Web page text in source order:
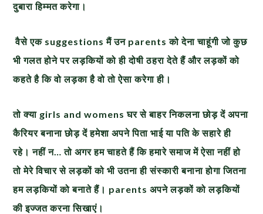
दुबारा हिम्मत करेगा।
वैसे एक suggestions मैं उन parents को देना चाहूंगी जो कुछ
भी गलत होने पर लड़कियों को ही दोषी ठहरा देते हैं और लड़कों को
कहते है कि वो लड़का है वो तो ऐसा करेगा ही।
तो क्या girls and womens घर से बाहर निकलना छोड़ दें अपना
कैरियर बनाना छोड़ दें हमेशा अपने पिता भाई या पति के सहारे ही
रहे। नहीं न… तो अगर हम चाहते हैं कि हमारे समाज में ऐसा नहीं हो
तो मेरे विचार से लड़कों को भी उतना ही संस्कारी बनाना होगा जितना
हम लड़कियों को बनाते हैं। parents अपने लड़कों को लड़कियों
की इज्जत करना सिखाएं।